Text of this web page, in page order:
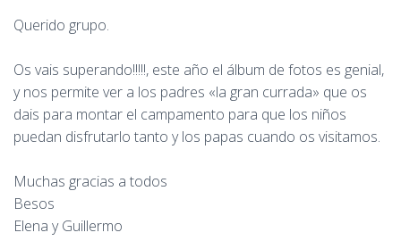
Querido grupo.
Os vais superando!!!!!, este año el álbum de fotos es genial,
y nos permite ver a los padres «la gran currada» que os
dais para montar el campamento para que los niños
puedan disfrutarlo tanto y los papas cuando os visitamos.
Muchas gracias a todos
Besos
Elena y Guillermo